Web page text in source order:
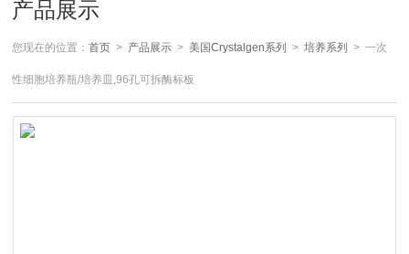
产品展示
您现在的位置：首页 > 产品展示 >美国Crystalgen系列 >培养系列 > 一次
性细胞培养瓶/培养皿,96孔可拆酶标板